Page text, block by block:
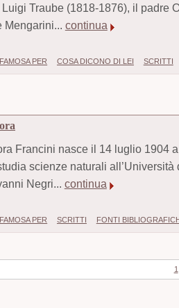
Traube (1818-1876), il padre
Mengarini... continua
FAMOSA PER COSA DICONO DI LEI SCRITTI
Francini nasce il 14 luglio 1904
scienze naturali
Negri... continua
FAMOSA PER SCRITTI FONTI
1